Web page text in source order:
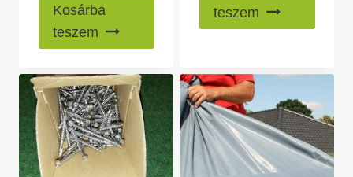
Kosárba
teszem
teszem